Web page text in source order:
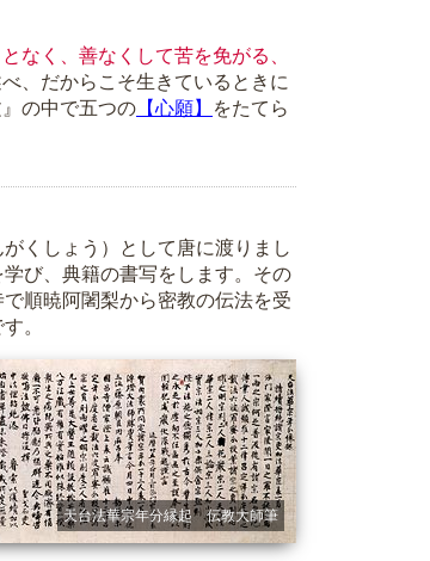
なく、善なくして苦を免がる、
、だからこそ生きているときに
の中で五つの 【心願】
をたてら
くしょう）として唐に渡りまし
び、典籍の書写をします。その
順暁阿闍梨から密教の伝法を受
。
天台法華宗年分縁起 伝教大師筆